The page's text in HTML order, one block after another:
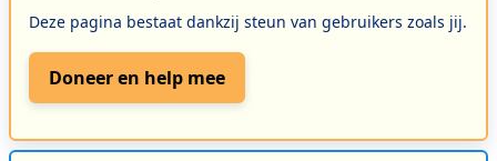
Deze pagina bestaat dankzij steun van gebruikers zoals jij.
Doneer en help mee